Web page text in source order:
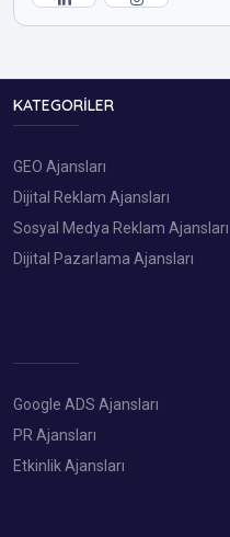
KATEGORILER
GEO Ajansları
Dijital Reklam Ajansları
Sosyal Medya Reklam Ajansları
Dijital Pazarlama Ajansları
Google ADS Ajansları
PR Ajansları
Etkinlik Ajansları